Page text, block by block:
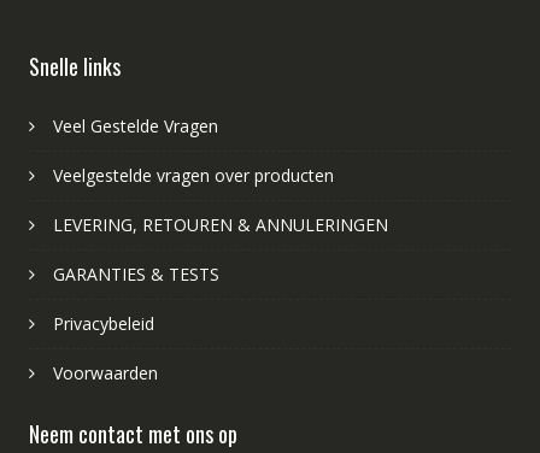
Snelle links
Veel Gestelde Vragen
Veelgestelde vragen over producten
LEVERING, RETOUREN & ANNULERINGEN
GARANTIES & TESTS
Privacybeleid
Voorwaarden
Neem contact met ons op